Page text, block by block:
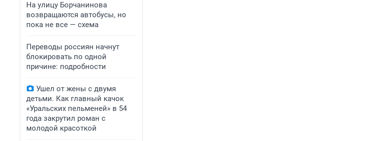
На улицу Борчанинова
возвращаются автобусы, но
пока не все — схема
Переводы россиян начнут
блокировать по одной
причине: подробности
Ушел от жены с двумя
детьми. Как главный качок
«Уральских пельменей» в 54
года закрутил роман с
молодой красоткой